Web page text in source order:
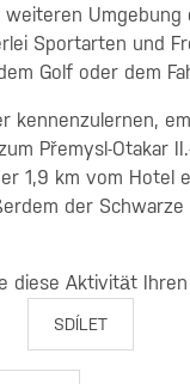
Umgebung
Sportarten und
Golf oder dem
kennenzulernen,
Přemysl-Otakar
1,9 km vom Hotel
der Schwarze
diese Aktivität
SDÍLET